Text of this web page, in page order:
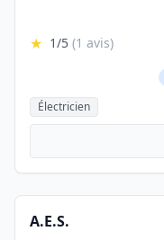
★ 1/5 (1 avis)
Électricien
A.E.S.